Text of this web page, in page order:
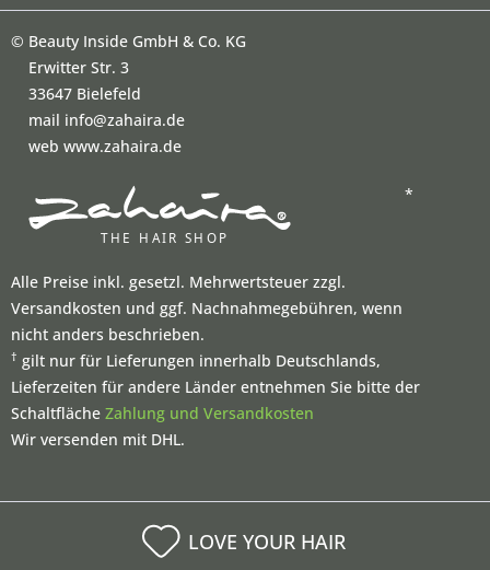
© Beauty Inside GmbH & Co. KG
Erwitter Str. 3
33647 Bielefeld
mail info@zahaira.de
web www.zahaira.de
*
Alle Preise inkl. gesetzl. Mehrwertsteuer zzgl.
Versandkosten und ggf. Nachnahmegebühren, wenn
nicht anders beschrieben.
† gilt nur für Lieferungen innerhalb Deutschlands,
Lieferzeiten für andere Länder entnehmen Sie bitte der
Schaltfläche Zahlung und Versandkosten
Wir versenden mit DHL.
LOVE YOUR HAIR